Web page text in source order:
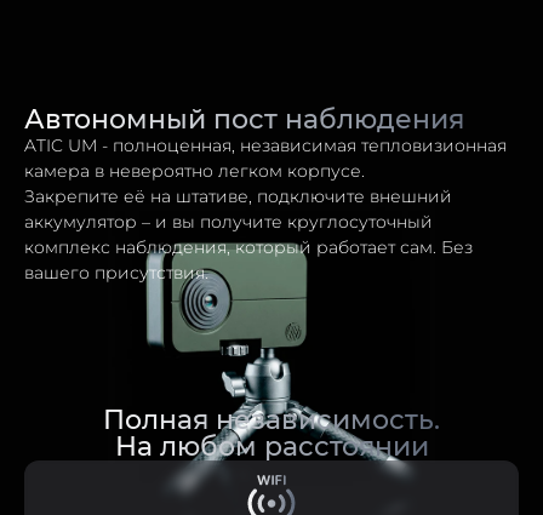
Автономный пост наблюдения
ATIC UM - полноценная, независимая тепловизионная
камера в невероятно легком корпусе.
Закрепите её на штативе, подключите внешний
аккумулятор – и вы получите круглосуточный
комплекс наблюдения, который работает сам. Без
вашего присутствия.
Полная независимость.
На любом расстоянии